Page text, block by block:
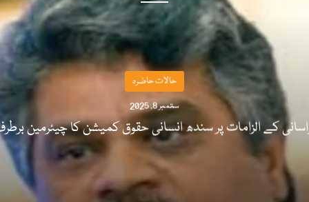
حالات حاضرہ
ستمبر 8, 2025
کے الزامات پر سندھ انسانی حقوق کمیشن کا چیئرمین